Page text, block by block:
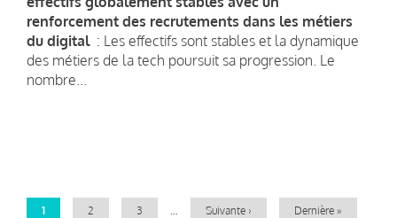
renforcement des recrutements dans les métiers
du digital : Les effectifs sont stables et la dynamique
des métiers de la tech poursuit sa progression. Le
nombre...
Page
1 Page
2 Page
3
Page
Suivante ›
Dernière
Dernière »